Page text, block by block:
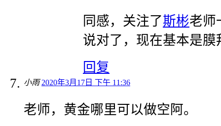
同感，关注了斯彬老师
说对了，现在基本是膜
回复
小雨 2020年3月17日 下午 11:36
老师，黄金哪里可以做空阿。